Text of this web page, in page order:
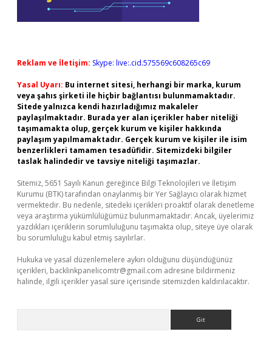
Reklam ve İletişim: Skype: live:.cid.575569c608265c69
Yasal Uyarı: Bu internet sitesi, herhangi bir marka, kurum
veya şahıs şirketi ile hiçbir bağlantısı bulunmamaktadır.
Sitede yalnızca kendi hazırladığımız makaleler
paylaşılmaktadır. Burada yer alan içerikler haber niteliği
taşımamakta olup, gerçek kurum ve kişiler hakkında
paylaşım yapılmamaktadır. Gerçek kurum ve kişiler ile isim
benzerlikleri tamamen tesadüfidir. Sitemizdeki bilgiler
taslak halindedir ve tavsiye niteliği taşımazlar.
Sitemiz, 5651 Sayılı Kanun gereğince Bilgi Teknolojileri ve İletişim
Kurumu (BTK) tarafından onaylanmış bir Yer Sağlayıcı olarak hizmet
vermektedir. Bu nedenle, sitedeki içerikleri proaktif olarak denetleme
veya araştırma yükümlülüğümüz bulunmamaktadır. Ancak, üyelerimiz
yazdıkları içeriklerin sorumluluğunu taşımakta olup, siteye üye olarak
bu sorumluluğu kabul etmiş sayılırlar.
Hukuka ve yasal düzenlemelere aykırı olduğunu düşündüğünüz
içerikleri, backlinkpanelicomtr@gmail.com adresine bildirmeniz
halinde, ilgili içerikler yasal süre içerisinde sitemizden kaldırılacaktır.